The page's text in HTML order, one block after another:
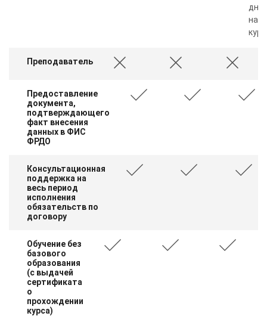
дня
Преподаватель
Предоставление
документа,
подтверждающего
факт внесения
данных в ФИС
ФРДО
Консультационная
поддержка на
весь период
исполнения
обязательств по
договору
Обучение без
базового
образования
(с выдачей
сертификата
о
прохождении
курса)